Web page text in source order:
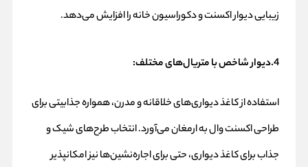
زیبایی دیوار اکسنت و دکوراسیون خانه را افزایش می‌دهد.
4.دیوار شاخص با متریال‌های مختلف:
استفاده از کاغذ دیواری‌های خلاقانه و مدرن، همواره جذابیتی برای
طراحی اکسنت وال به ارمغان می‌آورد. انتخاب طرح‌های شیک و
جذاب برای کاغذ دیواری، حتی برای اجاره‌نشین‌ها نیز امکانپذیر